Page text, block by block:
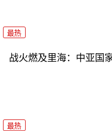
最热
战火燃及里海：中亚国
最热